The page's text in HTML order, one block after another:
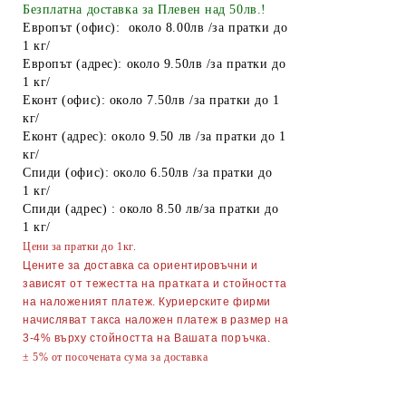
Найлонови торбички и пликове
Пликове за лед
Спирт
Боя за яйца
Други
ТАБАКЕРИ
Точило за ножове и ножици
Парти Артикули торти тържества
украса
АКСЕСОАРИ ЗА КОСА
Безплатна доставка за Плевен над 50лв.!
Европът (офис): около 8.00лв /за пратки до
1 кг/
Европът (адрес): около 9.50лв /за пратки до
1 кг/
Еконт (офис): около 7.50лв /за пратки до 1
кг/
Еконт (адрес): около 9.50 лв /за пратки до 1
кг/
Спиди (офис): около 6.50лв /за пратки до
1 кг/
Спиди (адрес) : около 8.50 лв/за пратки до
1 кг/
Цени за пратки до 1кг.
Цените за доставка са ориентировъчни и
зависят от тежестта на пратката и стойността
на наложеният платеж. Куриерските фирми
начисляват такса наложен платеж в размер на
3-4% върху стойността на Вашата поръчка.
± 5% от посочената сума за доставка